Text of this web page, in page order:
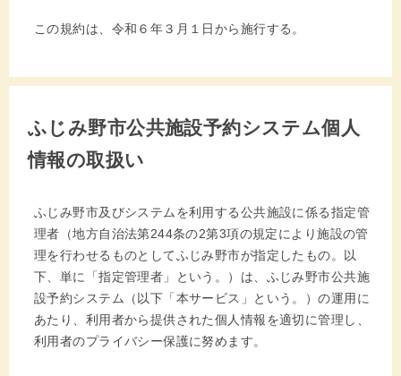
この規約は、令和６年３月１日から施行する。
ふじみ野市公共施設予約システム個人
情報の取扱い
ふじみ野市及びシステムを利用する公共施設に係る指定管
理者（地方自治法第244条の2第3項の規定により施設の管
理を行わせるものとしてふじみ野市が指定したもの。以
下、単に「指定管理者」という。）は、ふじみ野市公共施
設予約システム（以下「本サービス」という。）の運用に
あたり、利用者から提供された個人情報を適切に管理し、
利用者のプライバシー保護に努めます。